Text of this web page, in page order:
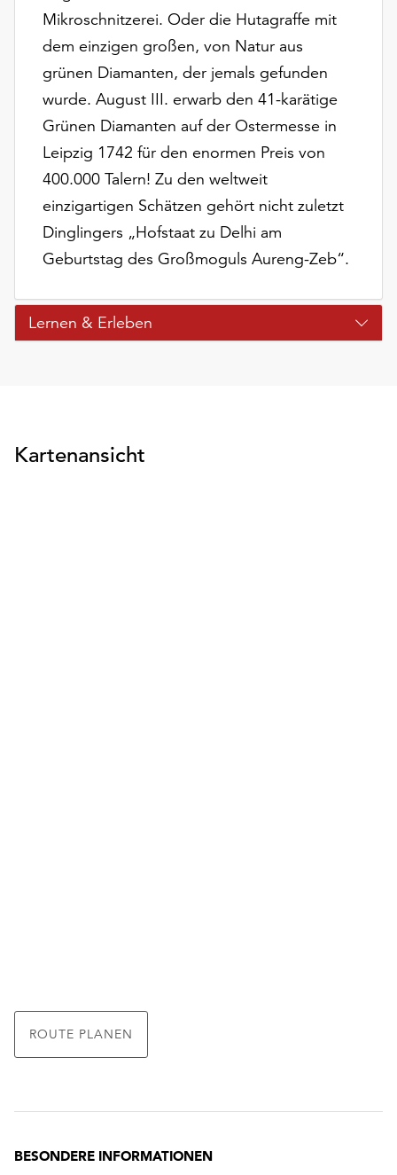
Mikroschnitzerei. Oder die Hutagraffe mit
dem einzigen großen, von Natur aus
grünen Diamanten, der jemals gefunden
wurde. August III. erwarb den 41-karätige
Grünen Diamanten auf der Ostermesse in
Leipzig 1742 für den enormen Preis von
400.000 Talern! Zu den weltweit
einzigartigen Schätzen gehört nicht zuletzt
Dinglingers „Hofstaat zu Delhi am
Geburtstag des Großmoguls Aureng-Zeb“.
Lernen & Erleben
Kartenansicht
ROUTE PLANEN
BESONDERE INFORMATIONEN